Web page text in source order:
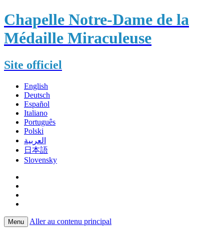
Chapelle Notre-Dame de la
Médaille Miraculeuse
Site officiel
English
Deutsch
Español
Italiano
Português
Polski
العربية
日本語
Slovensky
Menu Aller au contenu principal